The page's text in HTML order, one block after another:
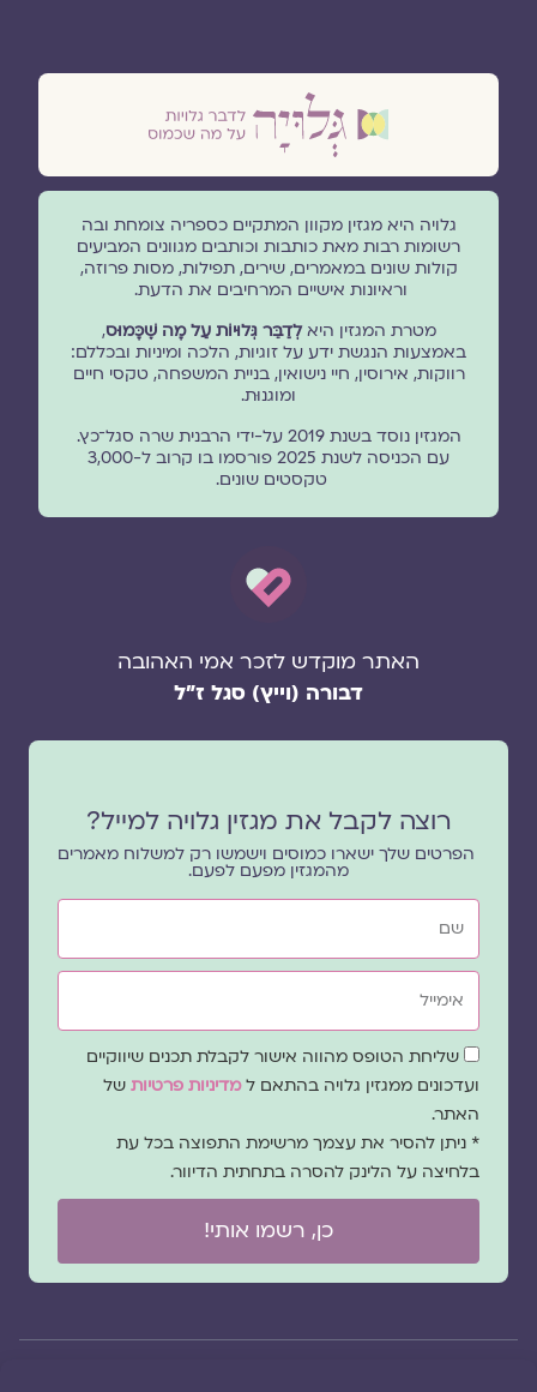
גלויה היא מגזין מקוון המתקיים כספריה צומחת ובה
רשומות רבות מאת כותבות וכותבים מגוונים המביעים
קולות שונים במאמרים, שירים, תפילות, מסות פרוזה,
וראיונות אישיים המרחיבים את הדעת.
מטרת המגזין היאלְדַבֵּר גְּלוּיוֹת עַל מָה שֶׁכָּמוּס,
באמצעות הנגשת ידע על זוגיות, הלכה ומיניות ובכללם:
רווקות, אירוסין, חיי נישואין, בניית המשפחה, טקסי חיים
ומוגנוּת.
המגזין נוסד בשנת 2019 על-ידי הרבנית שרה סגל־כץ.
עם הכניסה לשנת 2025 פורסמו בו קרוב ל-3,000
טקסטים שונים.
האתר מוקדש לזכר אמי האהובה
דבורה (וייץ) סגל ז"ל
רוצה לקבל את מגזין גלויה למייל?
הפרטים שלך ישארו כמוסים וישמשו רק למשלוח מאמרים
מהמגזין מפעם לפעם.
שם
אימייל
שדהשליחת הטופס מהווה אישור לקבלת תכנים שיווקיים
ועדכונים ממגזין גלויה בהתאם למדיניות פרטיות של
האתר.
* ניתן להסיר את עצמך מרשימת התפוצה בכל עת
בלחיצה על הלינק להסרה בתחתית הדיוור.
כן, רשמו אותי!